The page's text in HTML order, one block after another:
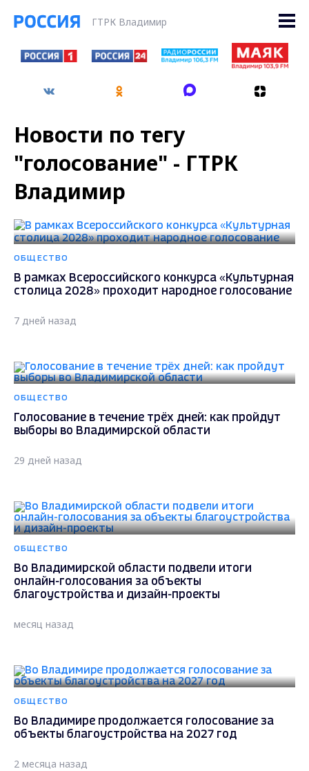
ГТРК Владимир
Новости по тегу
"голосование" - ГТРК
Владимир
ОБЩЕСТВО
В рамках Всероссийского конкурса «Культурная
столица 2028» проходит народное голосование
7 дней назад
ОБЩЕСТВО
Голосование в течение трёх дней: как пройдут
выборы во Владимирской области
29 дней назад
ОБЩЕСТВО
Во Владимирской области подвели итоги
онлайн-голосования за объекты
благоустройства и дизайн-проекты
месяц назад
ОБЩЕСТВО
Во Владимире продолжается голосование за
объекты благоустройства на 2027 год
2 месяца назад